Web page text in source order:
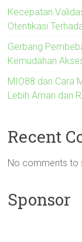
Kecepatan
Otentikasi
Gerbang
Kemudahan
MIO88 dan Cara
Lebih Aman dan
Recent
No comments to
Sponsor